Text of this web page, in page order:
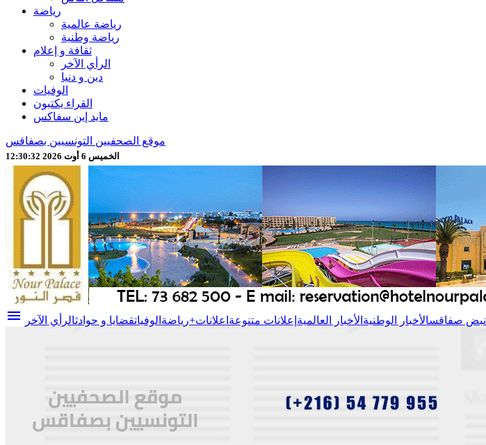
رياضة
رياضة عالمية
رياضة وطنية
ثقافة و إعلام
الرأي الآخر
دين و دنيا
الوفيات
القراء يكتبون
مايد إين سفاكس
موقع الصحفيين التونسيين بصفاقس
الخميس 6 أوت 2026 12:30:34
menu نبض صفاقسالأخبار الوطنية الأخبار العالمية إعلانات متنوعة اعلانات+رياضة الوفياتقضايا و حوادثالرأي الآخر